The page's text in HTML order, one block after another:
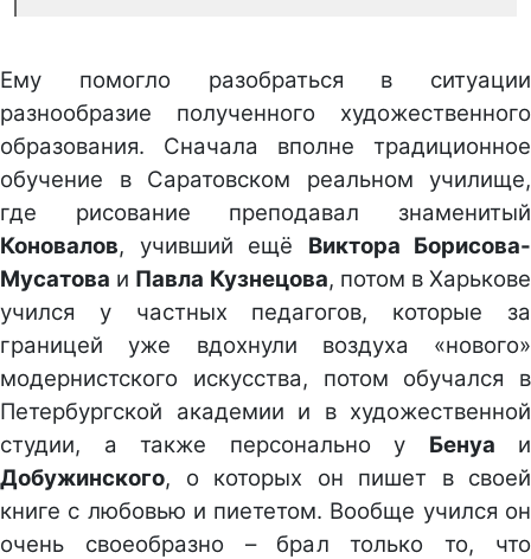
Ему помогло разобраться в ситуации
разнообразие полученного художественного
образования. Сначала вполне традиционное
обучение в Саратовском реальном училище,
где рисование преподавал знаменитый
Коновалов, учивший ещё Виктора Борисова-
Мусатова и Павла Кузнецова, потом в Харькове
учился у частных педагогов, которые за
границей уже вдохнули воздуха «нового»
модернистского искусства, потом обучался в
Петербургской академии и в художественной
студии, а также персонально у Бенуа и
Добужинского, о которых он пишет в своей
книге с любовью и пиететом. Вообще учился он
очень своеобразно – брал только то, что